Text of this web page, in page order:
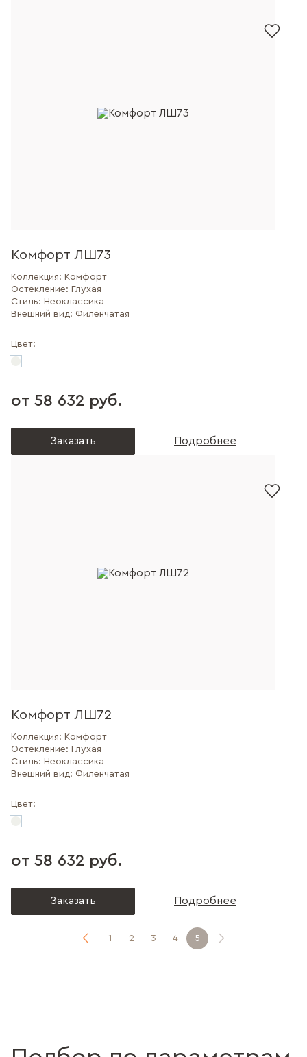
Комфорт ЛШ73
Коллекция: Комфорт
Остекление: Глухая
Стиль: Неоклассика
Внешний вид: Филенчатая
Цвет:
от 58 632 руб.
Заказать Подробнее
Комфорт ЛШ72
Коллекция: Комфорт
Остекление: Глухая
Стиль: Неоклассика
Внешний вид: Филенчатая
Цвет:
от 58 632 руб.
Заказать Подробнее
1 2 3 4 5